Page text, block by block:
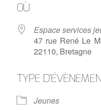
OÙ
Espace services
47 rue René Le
22110, Bretagne
TYPE
Jeunes